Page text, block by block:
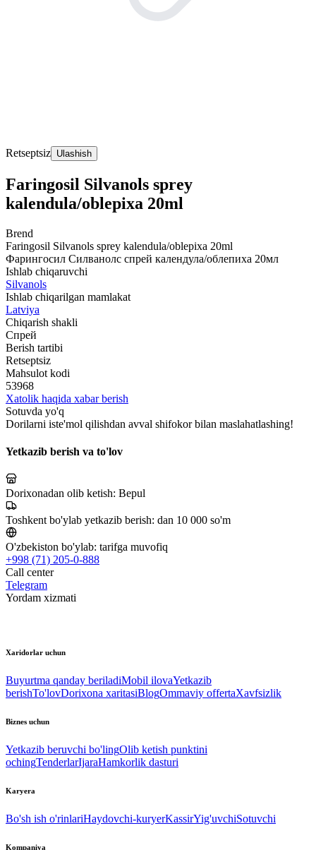
Retseptsiz Ulashish
Faringosil Silvanols sprey
kalendula/oblepixa 20ml
Brend
Faringosil Silvanols sprey kalendula/oblepixa 20ml
Фарингосил Силванолс спрей календула/облепиха 20мл
Ishlab chiqaruvchi
Silvanols
Ishlab chiqarilgan mamlakat
Latviya
Chiqarish shakli
Спрей
Berish tartibi
Retseptsiz
Mahsulot kodi
53968
Xatolik haqida xabar berish
Sotuvda yo'q
Dorilarni iste'mol qilishdan avval shifokor bilan maslahatlashing!
Yetkazib berish va to'lov
Dorixonadan olib ketish: Bepul
Toshkent bo'ylab yetkazib berish: dan 10 000 so'm
O'zbekiston bo'ylab: tarifga muvofiq
+998 (71) 205-0-888
Call center
Telegram
Yordam xizmati
Xaridorlar uchun
Buyurtma qanday beriladiMobil ilovaYetkazib
berishTo'lovDorixona xaritasiBlogOmmaviy offertaXavfsizlik
Biznes uchun
Yetkazib beruvchi bo'lingOlib ketish punktini
ochingTenderlarIjaraHamkorlik dasturi
Karyera
Bo'sh ish o'rinlariHaydovchi-kuryerKassirYig'uvchiSotuvchi
Kompaniya